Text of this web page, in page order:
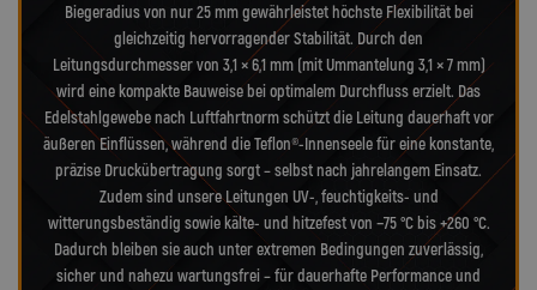
Biegeradius von nur 25 mm gewährleistet höchste Flexibilität bei
gleichzeitig hervorragender Stabilität. Durch den
Leitungsdurchmesser von 3,1 × 6,1 mm (mit Ummantelung 3,1 × 7 mm)
wird eine kompakte Bauweise bei optimalem Durchfluss erzielt. Das
Edelstahlgewebe nach Luftfahrtnorm schützt die Leitung dauerhaft vor
äußeren Einflüssen, während die Teflon®-Innenseele für eine konstante,
präzise Druckübertragung sorgt – selbst nach jahrelangem Einsatz.
Zudem sind unsere Leitungen UV-, feuchtigkeits- und
witterungsbeständig sowie kälte- und hitzefest von −75 °C bis +260 °C.
Dadurch bleiben sie auch unter extremen Bedingungen zuverlässig,
sicher und nahezu wartungsfrei – für dauerhafte Performance und